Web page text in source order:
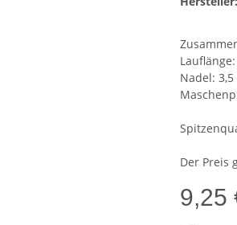
Nadel:
Der Preis
9,25